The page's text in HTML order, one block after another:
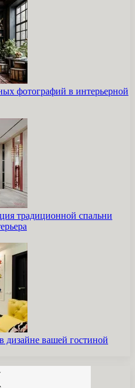
фотографий в интерьерной
традиционной спальни
дизайне вашей гостиной